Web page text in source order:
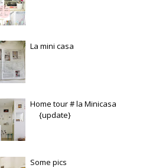
La mini casa
Home tour # la Minicasa
{update}
Some pics